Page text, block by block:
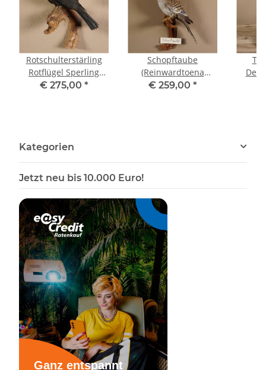
Rotschulterstärling
Rotflügel Sperling
Vogel Präparat
€ 275,00 *
Schopftaube
(Reinwardtoena
crassirostris) Präparat
€ 259,00 *
Kategorien
Jetzt neu bis 10.000 Euro!